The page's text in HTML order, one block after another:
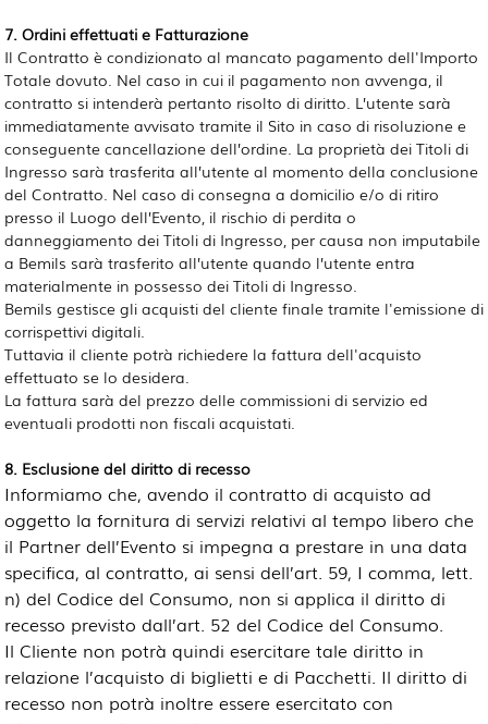
7. Ordini effettuati e Fatturazione
Il Contratto è condizionato al mancato pagamento dell'Importo
Totale dovuto. Nel caso in cui il pagamento non avvenga, il
contratto si intenderà pertanto risolto di diritto. L’utente sarà
immediatamente avvisato tramite il Sito in caso di risoluzione e
conseguente cancellazione dell’ordine. La proprietà dei Titoli di
Ingresso sarà trasferita all’utente al momento della conclusione
del Contratto. Nel caso di consegna a domicilio e/o di ritiro
presso il Luogo dell’Evento, il rischio di perdita o
danneggiamento dei Titoli di Ingresso, per causa non imputabile
a Bemils sarà trasferito all’utente quando l’utente entra
materialmente in possesso dei Titoli di Ingresso.
Bemils gestisce gli acquisti del cliente finale tramite l'emissione di
corrispettivi digitali.
Tuttavia il cliente potrà richiedere la fattura dell'acquisto
effettuato se lo desidera.
La fattura sarà del prezzo delle commissioni di servizio ed
eventuali prodotti non fiscali acquistati.
8. Esclusione del diritto di recesso
Informiamo che, avendo il contratto di acquisto ad
oggetto la fornitura di servizi relativi al tempo libero che
il Partner dell’Evento si impegna a prestare in una data
specifica, al contratto, ai sensi dell’art. 59, I comma, lett.
n) del Codice del Consumo, non si applica il diritto di
recesso previsto dall’art. 52 del Codice del Consumo.
Il Cliente non potrà quindi esercitare tale diritto in
relazione l’acquisto di biglietti e di Pacchetti. Il diritto di
recesso non potrà inoltre essere esercitato con